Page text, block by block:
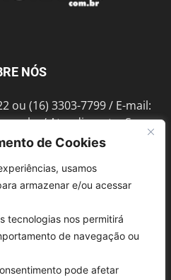
de Cookies
usamos
armazenar e/ou acessar
tecnologias nos permitirá
de navegação ou
pode afetar
NÓS
ou (16) 3303-7799 / E-mail:
/ Atendimento: Seg a
Av. Bento de Abreu, 889
NOS